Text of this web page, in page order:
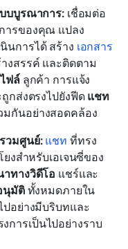
บบูรณาการ: เชื่อมต่อ
ารของคุณ แปลง
นการได้ สร้าง เอกสาร
งสรรค์ และติดตาม
ฟล์ ลูกค้า การแจ้ง
กส่งตรงไปยังฟีด แชท
กันอย่างสอดคล้อง
วมศูนย์: แชท ที่ทรง
งสำหรับเอเจนซี่ของ
ทางวิดีโอ แชร์และ
นุมัติ
อย่างมีบริบทและ
การเป็นไปอย่างราบ